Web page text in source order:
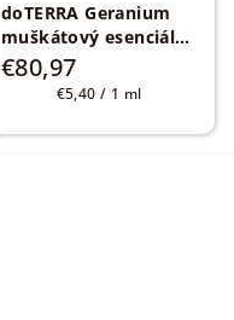
doTERRA Geranium
muškátový esenciálny
olej 15 ml
Pelargonium
€80,97
Jednotková
€5,40 / 1 ml